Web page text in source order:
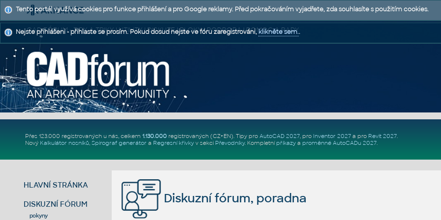
CAD FÓRUM - TIPY A TRIKY | UTILITY | DISKUZE | BLOKY | PODPORA | POMOC A RADY
Přes 123.000 registrovaných u nás, celkem 1.130.000registrovaných (CZ+EN). Tipy pro AutoCAD 2027, pro Inventor 2027a pro Revit 2027.
Nový Kalkulátor nosníků, Spirograf generátor a Regresní křivkyv sekci Převodníky. Kompletní příkazya proměnné AutoCADu 2027.
HLAVNÍ STRÁNKA
DISKUZNÍ FÓRUM
pokyny
Diskuzní fórum, poradna
Tento portál využívá cookies pro funkce přihlášení a pro Google reklamy. Před pokračováním vyjadřete, zda souhlasíte s použitím cookies.
Nejste přihlášeni - přihlaste se prosím. Pokud dosud nejste ve fóru zaregistrováni,klikněte sem..